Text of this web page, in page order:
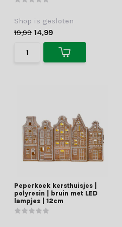
Shop is gesloten
19,99 14,99
Peperkoek kersthuisjes |
polyresin | bruin met LED
lampjes | 12cm